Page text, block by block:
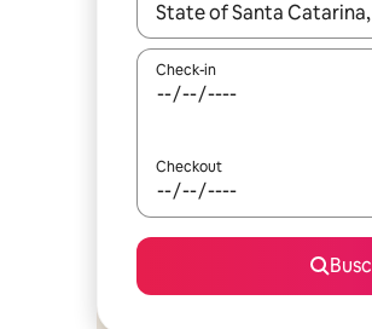
Quando os resultados
Check-in
Checkout